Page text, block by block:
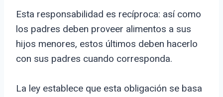
Esta responsabilidad es recíproca: así como
los padres deben proveer alimentos a sus
hijos menores, estos últimos deben hacerlo
con sus padres cuando corresponda.
La ley establece que esta obligación se basa